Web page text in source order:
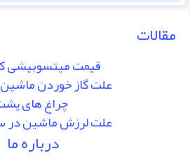
مقالات
قیمت میتسوبیشی
علت گاز خوردن ماشین
چراغ های پشت
علت لرزش ماشین در سرعت 80
درباره ما